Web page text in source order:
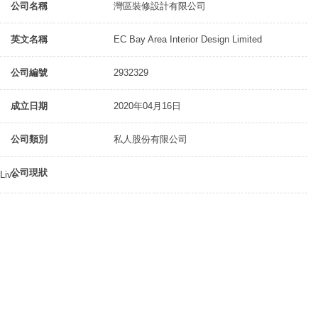
公司名稱 灣區裝修設計有限公司
英文名稱 EC Bay Area Interior Design Limited
公司編號 2932329
成立日期 2020年04月16日
公司類別 私人股份有限公司
公司現狀
Live